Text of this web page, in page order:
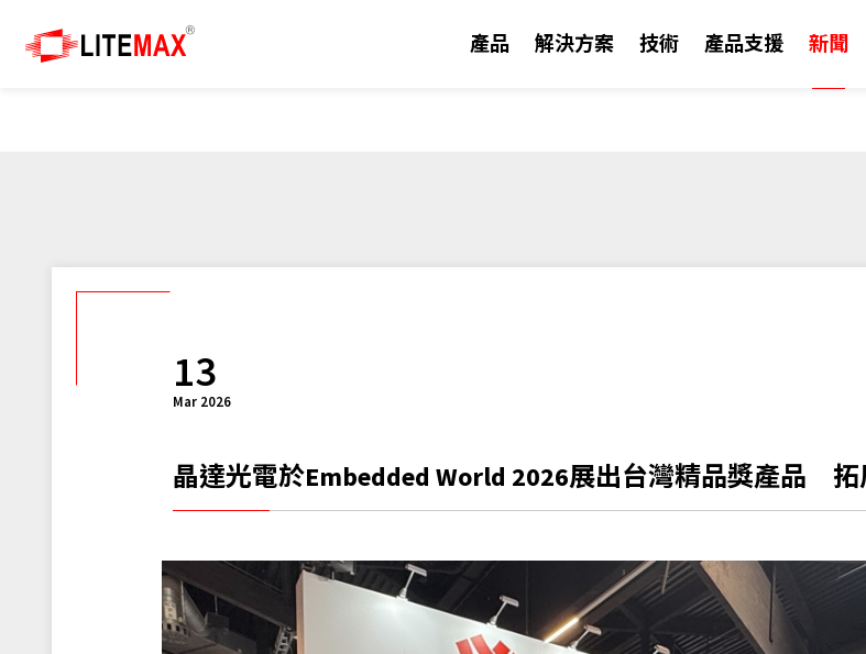
產品
嵌入式主機板及模組
工業級觸控電腦及顯示器
輔助系統
動
至玻
間、
解決方案
Edge AI
電動車充電樁
交通運輸
工業自動化
船舶
賦
高
系
（
技術
面板切割
圖像品質
晶
鍵
產品支援
下載專區
技術支援
產品保固
品質保證
售後服務(RMA)
若
連
新聞
展覽活動
電子報
掌
里程碑
經銷夥伴
策略夥伴
人才招募
公
關
器
術
看
13
Mar 2026
晶達光電於Embedded World 2026展出台灣精品獎產品